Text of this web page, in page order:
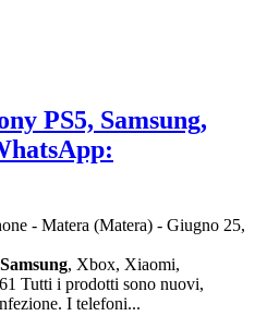
PS5, Samsung,
- Matera (Matera) - Giugno 25,
Samsung, Xbox, Xiaomi,
Tutti i prodotti sono nuovi,
I telefoni...